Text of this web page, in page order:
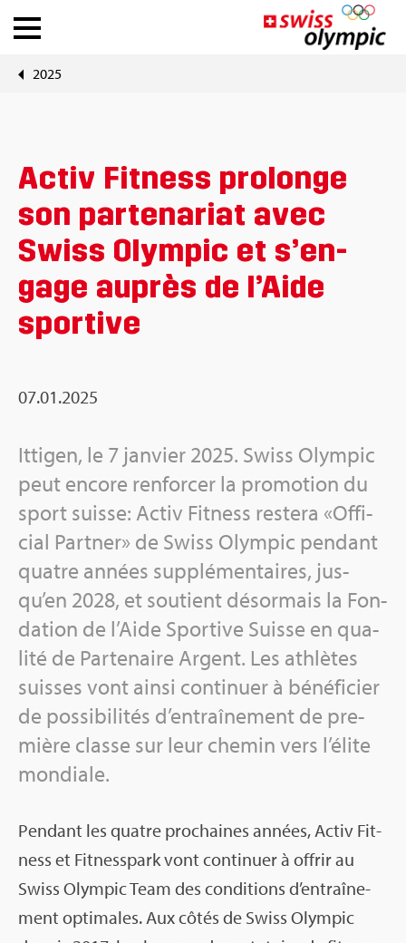
Fédé­ra­tions
À pro­pos de Swiss Olym­pic
News
Outils
2025
Activ Fit­ness pro­longe
son par­te­na­riat avec
Swiss Olym­pic et s’en­
gage auprès de l’Aide
spor­tive
07.01.2025
Itti­gen, le 7 jan­vier 2025. Swiss Olym­pic
peut encore ren­for­cer la pro­mo­tion du
sport suisse: Activ Fit­ness res­tera «Offi­
cial Part­ner» de Swiss Olym­pic pen­dant
quatre années sup­plé­men­taires, jus­
qu’en 2028, et sou­tient désor­mais la Fon­
da­tion de l’Aide Spor­tive Suisse en qua­
lité de Par­te­naire Argent. Les ath­lètes
suisses vont ainsi conti­nuer à béné­fi­cier
de pos­si­bi­li­tés d’en­traî­ne­ment de pre­
mière classe sur leur che­min vers l’élite
mon­diale.
Pen­dant les quatre pro­chaines années, Activ Fit­
ness et Fit­ness­park vont conti­nuer à offrir au
Swiss Olym­pic Team des condi­tions d’en­traî­ne­
ment opti­males. Aux côtés de Swiss Olym­pic